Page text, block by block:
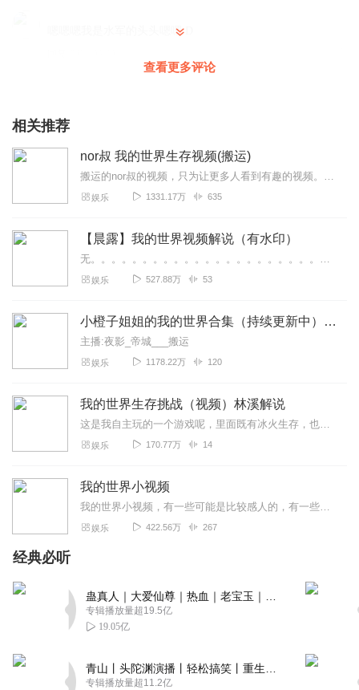
嗯嗯嗯我是水军的头头嗯嗯:D
回复
战魂BF
肖哥出品，必是精品。主播很牛
太好了，哈哈哈哈哈哈哈哈哈哈哈哈哈哈，对不起，我结巴
瑞瑞要讲书
见杉进传说之下uT老玩家
这里是刘大哥广场，楼下的人都没分
好耶好耶好耶好耶好耶好耶
2021-08-10
查看更多评论
相关推荐
nor叔 我的世界生存视频(搬运)
搬运的nor叔的视频，只为让更多人看到有趣的视频。此专辑分为模组版(nor叔的模组生存)、特别版(一些建筑与技巧，无红石)、红石版(一些有关红石的教程)，nor...
娱乐 1331.17万 635
【晨露】我的世界视频解说（有水印）
无。。。。。。。。。。。。。。。。。。。。。。。。。。。。。。。。。。。。。。。。无。。。。。。。。。。。。。。。。。。。。。。。。。。。。。。。。。。。。。。...
娱乐 527.88万 53
小橙子姐姐的我的世界合集（持续更新中）视频
主播:夜影_帝城___搬运
娱乐 1178.22万 120
我的世界生存挑战（视频）林溪解说
这是我自主玩的一个游戏呢，里面既有冰火生存，也有精炼，100天快来看看我是如何生存的吧
娱乐 170.77万 14
我的世界小视频
我的世界小视频，有一些可能是比较感人的，有一些也可能是搞笑的，反正就是关于一些MC的小视频。视频视频，无一不是视频！！！冲10000粉！！！
娱乐 422.56万 267
经典必听
专辑播放量超19.5亿
19.05亿
专辑播放量超11.2亿